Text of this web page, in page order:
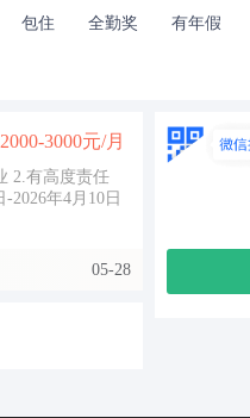
包住 全勤奖 有年假
2000-3000元/月
05-28